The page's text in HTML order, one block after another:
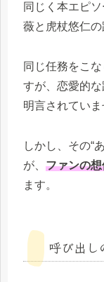
同じく本エピ
薇と虎杖悠仁の
同じ任務をこ
すが、恋愛的
明言されていま
しかし、その“
が、 ファンの
ます。
呼び出し